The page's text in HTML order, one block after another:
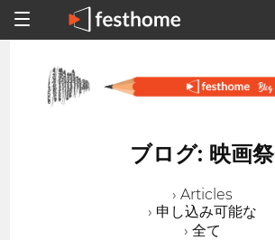
ブログ: 映画祭
› Articles
› 申し込み可能な
› 全て